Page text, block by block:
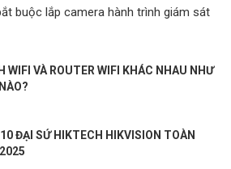
buộc lắp camera hành trình giám sát
WIFI VÀ ROUTER WIFI KHÁC NHAU NHƯ
ĐẠI SỨ HIKTECH HIKVISION TOÀN